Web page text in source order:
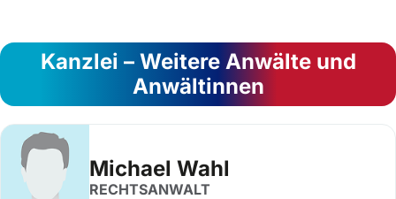
Kanzlei – Weitere Anwälte und
Anwältinnen
Michael Wahl
RECHTSANWALT